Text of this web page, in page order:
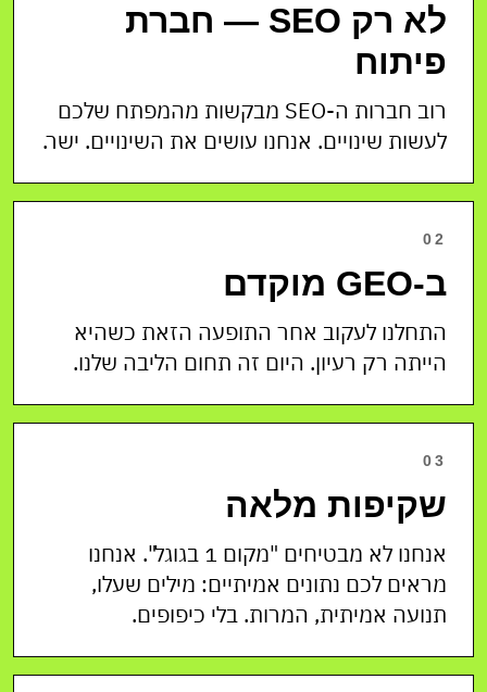
לא רק SEO — חברת
פיתוח
רוב חברות ה-SEO מבקשות מהמפתח שלכם
לעשות שינויים. אנחנו עושים את השינויים. ישר.
02
ב-GEO מוקדם
התחלנו לעקוב אחר התופעה הזאת כשהיא
הייתה רק רעיון. היום זה תחום הליבה שלנו.
03
שקיפות מלאה
אנחנו לא מבטיחים "מקום 1 בגוגל". אנחנו
מראים לכם נתונים אמיתיים: מילים שעלו,
תנועה אמיתית, המרות. בלי כיפופים.